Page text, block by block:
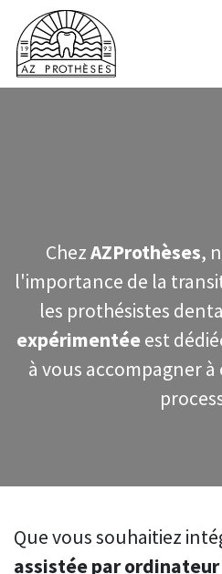
Se rendre au contenu
ChezAZProthèses,
l'importance de la
les prothésistes
expérimentéeest
à vous accompagner
Que vous souhaitiez
assistée par ordinateur